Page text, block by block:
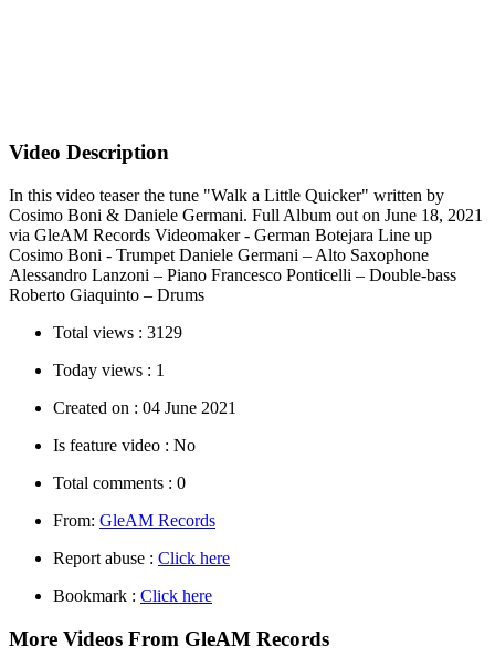
Video Description
In this video teaser the tune "Walk a Little Quicker" written by
Cosimo Boni & Daniele Germani. Full Album out on June 18, 2021
via GleAM Records Videomaker - German Botejara Line up
Cosimo Boni - Trumpet Daniele Germani – Alto Saxophone
Alessandro Lanzoni – Piano Francesco Ponticelli – Double-bass
Roberto Giaquinto – Drums
Total views : 3129
Today views : 1
Created on : 04 June 2021
Is feature video : No
Total comments : 0
From: GleAM Records
Report abuse : Click here
Bookmark : Click here
More Videos From GleAM Records